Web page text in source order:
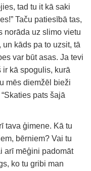
tad tu it kā saki
Taču patiesībā tas,
norāda uz slimo vietu
kāds pa to uzsit, tā
var būt asas. Ja tevi
ir kā spogulis, kurā
mēs diemžēl bieži
pats šajā
tava ģimene. Kā tu
bērniem? Vai tu
arī mēģini padomāt
ko tu gribi man